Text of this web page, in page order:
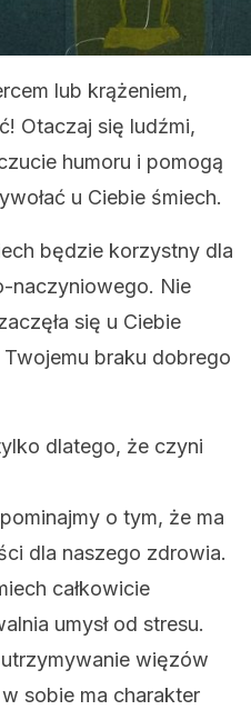
lub krążeniem,
Otaczaj się ludźmi,
humoru i pomogą
u Ciebie śmiech.
będzie korzystny dla
naczyniowego. Nie
się u Ciebie
braku dobrego
dlatego, że czyni
o tym, że ma
dla naszego zdrowia.
całkowicie
umysł od stresu.
więzów
sobie ma charakter